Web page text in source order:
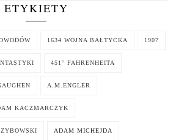
ETYKIETY
1634 WOJNA BAŁTYCKA 1907
451° FAHRENHEITA
A.M.ENGLER
KACZMARCZYK
ADAM MICHEJDA